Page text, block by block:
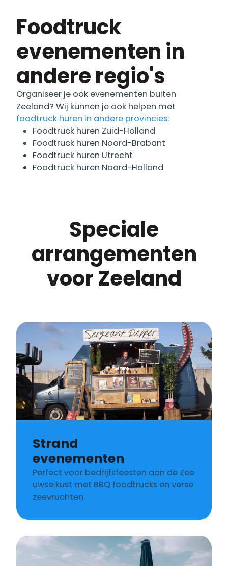
Foodtruck
evenementen in
andere regio's
Organiseer je ook evenementen buiten
Zeeland? Wij kunnen je ook helpen met
foodtruck huren in andere provincies:
Foodtruck huren Zuid-Holland
Foodtruck huren Noord-Brabant
Foodtruck huren Utrecht
Foodtruck huren Noord-Holland
Speciale
arrangementen
voor Zeeland
Strand
evenementen
Perfect voor bedrijfsfeesten aan de Zee
uwse kust met BBQ foodtrucks en verse
zeevruchten.